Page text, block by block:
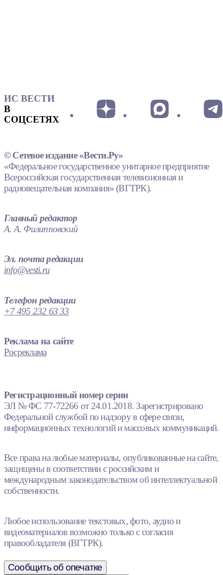
ИС ВЕСТИ
В
СОЦСЕТЯХ
© Сетевое издание «Вести.Ру»
«Федеральное государственное унитарное предприятие
Всероссийская государственная телевизионная и
радиовещательная компания» (ВГТРК).
Главный редактор
А. А. Филипповский
Эл. почта редакции
info@vesti.ru
Телефон редакции
+7 495 232 63 33
Реклама на сайте
Росреклама
Регистрационный номер серии
ЭЛ № ФС 77-72266 от 24.01.2018. Зарегистрировано
Федеральной службой по надзору в сфере связи,
информационных технологий и массовых коммуникаций.
Все права на любые материалы, опубликованные на сайте,
защищены в соответствии с российским и
международным законодательством об интеллектуальной
собственности.
Любое использование текстовых, фото, аудио и
видеоматериалов возможно только с согласия
правообладателя (ВГТРК).
Сообщить об опечатке